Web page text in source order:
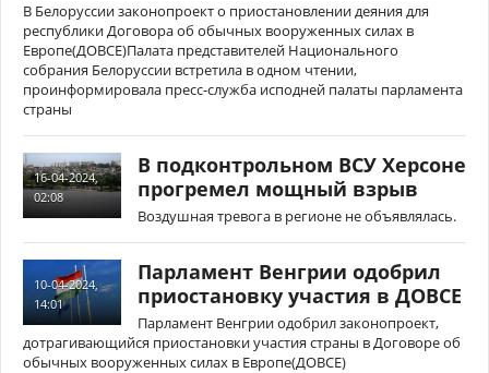
В Белоруссии законопроект о приостановлении деяния для
республики Договора об обычных вооруженных силах в
Европе(ДОВСЕ)Палата представителей Национального
собрания Белоруссии встретила в одном чтении,
проинформировала пресс-служба исподней палаты парламента
страны
16-04-2024,
02:08
В подконтрольном ВСУ Херсоне
прогремел мощный взрыв
Воздушная тревога в регионе не объявлялась.
10-04-2024,
14:01
Парламент Венгрии одобрил
приостановку участия в ДОВСЕ
Парламент Венгрии одобрил законопроект,
дотрагивающийся приостановки участия страны в Договоре об
обычных вооруженных силах в Европе(ДОВСЕ)